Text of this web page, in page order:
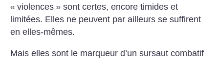
« violences » sont certes, encore timides et
limitées. Elles ne peuvent par ailleurs se suffirent
en elles-mêmes.
Mais elles sont le marqueur d’un sursaut combatif